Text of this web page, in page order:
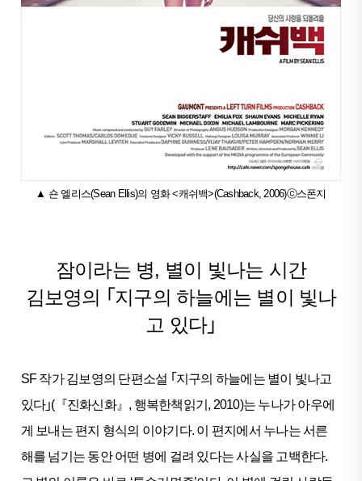
▲ 숀 엘리스(Sean Ellis)의 영화 <캐쉬백>(Cashback, 2006)ⓒ스폰지
잠이라는 병, 별이 빛나는 시간
김보영의 ｢지구의 하늘에는 별이 빛나
고 있다｣
SF 작가 김보영의 단편소설 ｢지구의 하늘에는 별이 빛나고
있다｣(『진화신화』, 행복한책읽기, 2010)는 누나가 아우에
게 보내는 편지 형식의 이야기다. 이 편지에서 누나는 서른
해를 넘기는 동안 어떤 병에 걸려 있다는 사실을 고백한다.